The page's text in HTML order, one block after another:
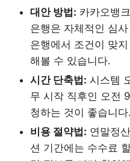
대안 방법: 카카오뱅
은행은 자체적인 심
은행에서 조건이 맞
해볼 수 있습니다.
시간 단축법: 시스템
무 시작 직후인 오전
청하는 것이 좋습니다.
비용 절약법: 연말정
션 기간에는 수수료